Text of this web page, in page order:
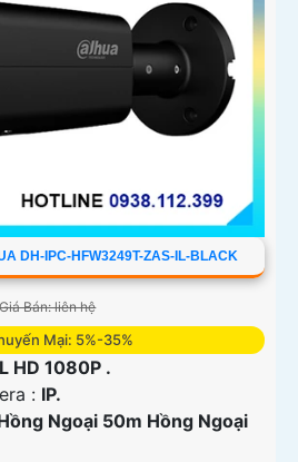
DH-IPC-HFW3249T-ZAS-IL-BLACK
Giá Bán: liên hệ
Mại: 5%-35%
HD 1080P .
: IP.
Ngoại 50m Hồng Ngoại